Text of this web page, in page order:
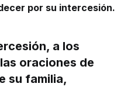
por su intercesión.
a los
oraciones de
su familia,